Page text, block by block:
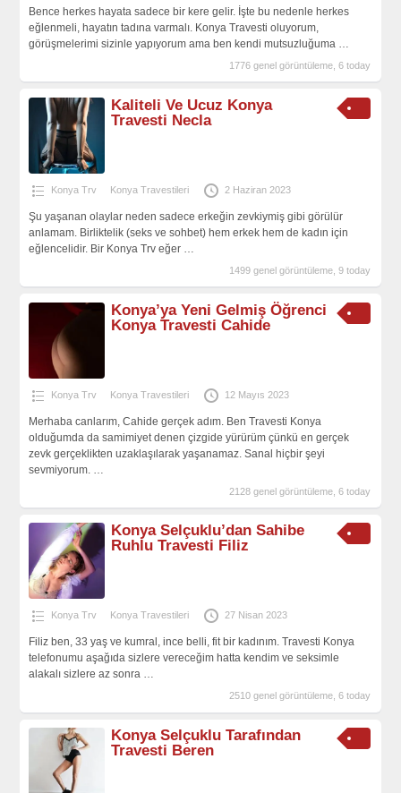
Bence herkes hayata sadece bir kere gelir. İşte bu nedenle herkes
eğlenmeli, hayatın tadına varmalı. Konya Travesti oluyorum,
görüşmelerimi sizinle yapıyorum ama ben kendi mutsuzluğuma …
1776 genel görüntüleme, 6 today
Kaliteli Ve Ucuz Konya
Travesti Necla
Konya Trv Konya Travestileri 2 Haziran 2023
Şu yaşanan olaylar neden sadece erkeğin zevkiymiş gibi görülür
anlamam. Birliktelik (seks ve sohbet) hem erkek hem de kadın için
eğlencelidir. Bir Konya Trv eğer
1499 genel görüntüleme, 9 today
Konya’ya Yeni Gelmiş Öğrenci
Konya Travesti Cahide
Konya Trv Konya Travestileri 12 Mayıs 2023
Merhaba canlarım, Cahide gerçek adım. Ben Travesti Konya
olduğumda da samimiyet denen çizgide yürürüm çünkü en gerçek
zevk gerçeklikten uzaklaşılarak yaşanamaz. Sanal hiçbir şeyi
sevmiyorum.
2128 genel görüntüleme, 6 today
Konya Selçuklu’dan Sahibe
Ruhlu Travesti Filiz
Konya Trv Konya Travestileri 27 Nisan 2023
Filiz ben, 33 yaş ve kumral, ince belli, fit bir kadınım. Travesti Konya
telefonumu aşağıda sizlere vereceğim hatta kendim ve seksimle
alakalı sizlere az sonra …
2510 genel görüntüleme, 6 today
Konya Selçuklu Tarafından
Travesti Beren